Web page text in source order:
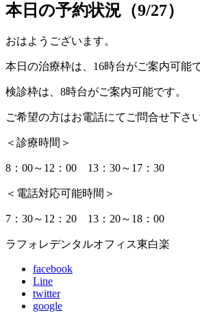
本日の予約状況（9/27）
おはようございます。
本日の治療枠は、16時台がご案内可能で
検診枠は、8時台がご案内可能です。
ご希望の方はお電話にてご問合せ下さい
＜診療時間＞
8：00～12：00 13：30～17：30
＜電話対応可能時間＞
7：30～12：20 13：20～18：00
ラフォレデンタルオフィス東白楽
facebook
Line
twitter
google